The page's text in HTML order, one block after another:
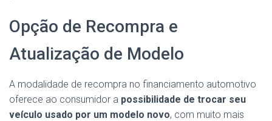
Opção de Recompra e
Atualização de Modelo
A modalidade de recompra no financiamento automotivo
oferece ao consumidor a possibilidade de trocar seu
veículo usado por um modelo novo, com muito mais